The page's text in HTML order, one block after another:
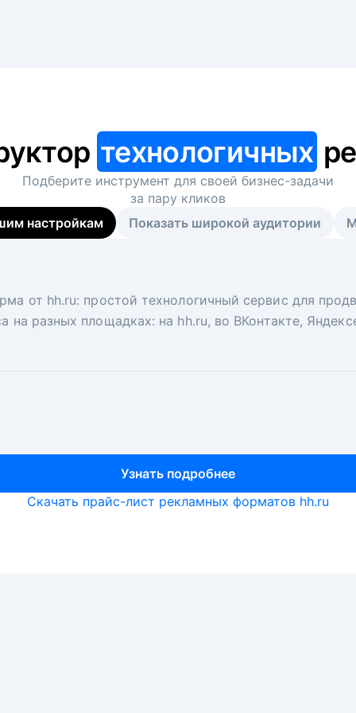
технологичных
Подберите инструмент для своей бизнес-задачи
за пару кликов
настройкам
Показать широкой аудитории
от hh.ru: простой технологичный сервис для
на разных площадках: на hh.ru, во ВКонтакте,
Узнать подробнее
вакансий на главной странице hh.ru.
ключ. Решите, сколько кандидатов и когда вам
рекрутеры и проектные менеджеры hh.ru с
Узнать подробнее
Скачать прайс-лист рекламных форматов hh.ru